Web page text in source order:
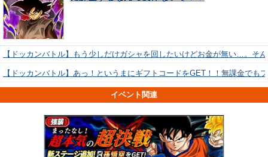
【ドッカンバトル】もう少しだけガシャを回したいけどお金が無い…。そ
【ドッカンバトル】あっ！というまにギフトコードをGET！！無課金でも
イベント関連